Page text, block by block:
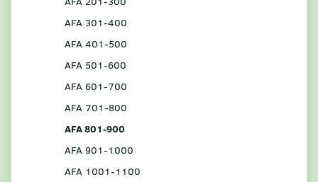
AFA 301-400
AFA 401-500
AFA 501-600
AFA 601-700
AFA 701-800
AFA 801-900
AFA 901-1000
AFA 1001-1100